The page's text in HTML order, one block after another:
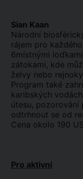
Sian Kaan
Národní
rájem pro
6místnými
zátokami, kde
želvy nebo
Program také
karibských
útesu, pozorování
odtrhnout se od
Cena okolo 190
Pro aktivní